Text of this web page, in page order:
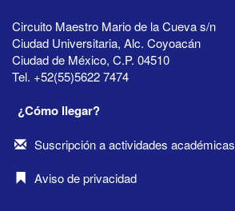
Circuito Maestro Mario de la Cueva s/n
Ciudad Universitaria, Alc. Coyoacán
Ciudad de México, C.P. 04510
Tel. +52(55)5622 7474
¿Cómo llegar?
Suscripción a actividades académicas
Aviso de privacidad